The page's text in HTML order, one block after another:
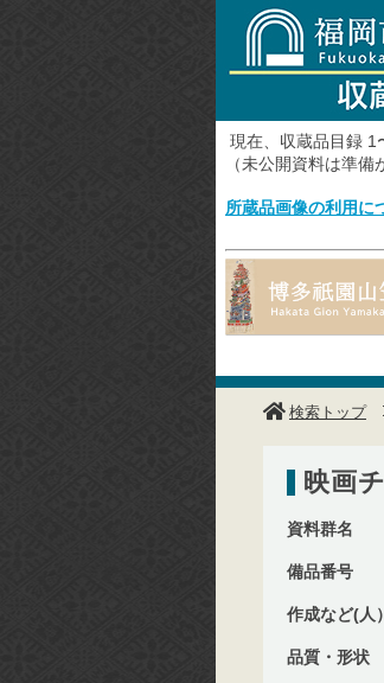
現在、収蔵品目録 1
（未公開資料は準
所蔵品画像の利用に
検索トップ
映画
資料群名
備品番号
作成など(人）
品質・形状